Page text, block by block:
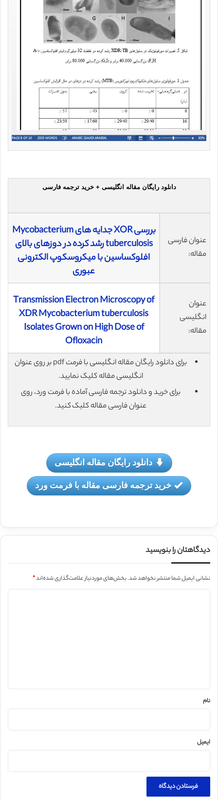
دانلود رایگان مقاله انگلیسی + خرید ترجمه فارسی
عنوان فارسی
مقاله:
بررسی XOR جدایه های Mycobacterium
tuberculosis رشد کرده در دوزهای بالای
افلوکساسین با میکروسکوپ الکترونی
عبوری
عنوان
انگلیسی
مقاله:
Transmission Electron Microscopy of
XDR Mycobacterium tuberculosis
Isolates Grown on High Dose of
Ofloxacin
برای دانلود رایگان مقاله انگلیسی با فرمت pdf بر روی عنوان
انگلیسی مقاله کلیک نمایید.
برای خرید و دانلود ترجمه فارسی آماده با فرمت ورد، روی
عنوان فارسی مقاله کلیک کنید.
دانلود رایگان مقاله انگلیسی
خرید ترجمه فارسی مقاله با فرمت ورد
دیدگاهتان را بنویسید
نشانی ایمیل شما منتشر نخواهد شد.بخش‌های موردنیاز علامت‌گذاری شده‌اند*
نام
ایمیل